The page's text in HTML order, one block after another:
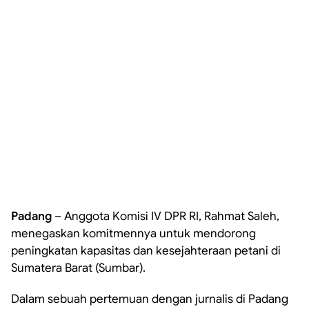
Padang – Anggota Komisi IV DPR RI, Rahmat Saleh,
menegaskan komitmennya untuk mendorong
peningkatan kapasitas dan kesejahteraan petani di
Sumatera Barat (Sumbar).
Dalam sebuah pertemuan dengan jurnalis di Padang